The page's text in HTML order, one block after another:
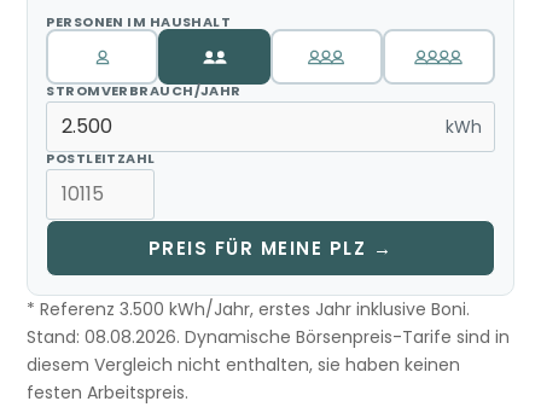
PERSONEN IM HAUSHALT
STROMVERBRAUCH/JAHR
kWh
POSTLEITZAHL
PREIS FÜR MEINE PLZ →
* Referenz 3.500 kWh/Jahr, erstes Jahr inklusive Boni.
Stand: 08.08.2026. Dynamische Börsenpreis-Tarife sind in
diesem Vergleich nicht enthalten, sie haben keinen
festen Arbeitspreis.